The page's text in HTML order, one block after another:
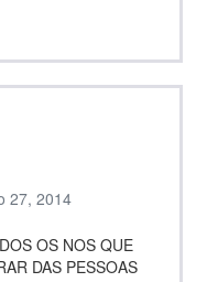
27, 2014
OS NOS QUE
DAS PESSOAS